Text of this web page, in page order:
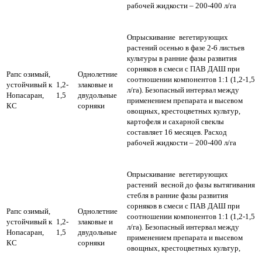
рабочей жидкости – 200-400 л/га
Рапс озимый,
устойчивый к
Нопасаран,
КС
1,2-
1,5
Однолетние
злаковые и
двудольные
сорняки
Опрыскивание вегетирующих
растений осенью в фазе 2-6 листьев
культуры в ранние фазы развития
сорняков в смеси с ПАВ ДАШ при
соотношении компонентов 1:1 (1,2-1,5
л/га). Безопасный интервал между
применением препарата и высевом
овощных, крестоцветных культур,
картофеля и сахарной свеклы
составляет 16 месяцев. Расход
рабочей жидкости – 200-400 л/га
Рапс озимый,
устойчивый к
Нопасаран,
КС
1,2-
1,5
Однолетние
злаковые и
двудольные
сорняки
Опрыскивание вегетирующих
растений весной до фазы вытягивания
стебля в ранние фазы развития
сорняков в смеси с ПАВ ДАШ при
соотношении компонентов 1:1 (1,2-1,5
л/га). Безопасный интервал между
применением препарата и высевом
овощных, крестоцветных культур,